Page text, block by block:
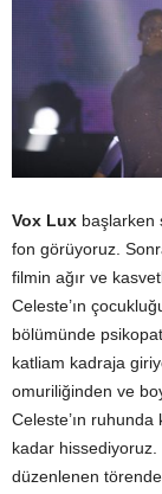
Vox Lux başlarken
fon görüyoruz.
filmin ağır ve
Celeste’ın
bölümünde
katliam kadraja
omuriliğinden ve
Celeste’ın
kadar hissediyoruz.
düzenlenen